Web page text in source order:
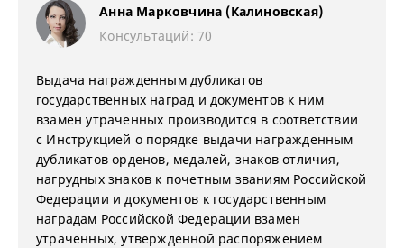
Анна Марковчина (Калиновская)
Консультаций: 70
Выдача награжденным дубликатов
государственных наград и документов к ним
взамен утраченных производится в соответствии
с Инструкцией о порядке выдачи награжденным
дубликатов орденов, медалей, знаков отличия,
нагрудных знаков к почетным званиям Российской
Федерации и документов к государственным
наградам Российской Федерации взамен
утраченных, утвержденной распоряжением